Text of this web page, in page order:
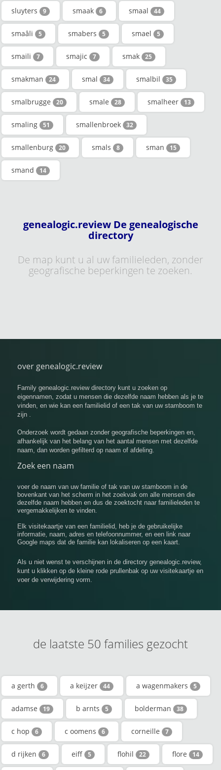
sluyters 9 smaak 6 smaal 44
smaâli 5 smabers 5 smael 5
smaili 7 smajic 7 smak 25
smakman 24 smal 34 smalbil 35
smalbrugge 20 smale 28 smalheer 13
smaling 51 smallenbroek 32
smallenburg 20 smals 8 sman 15
smand 14
genealogic.review De genealogische
directory
De map kunt u al uw familieleden, zonder
geografische beperkingen te zoeken.
over genealogic.review
Family genealogic.review directory kunt u zoeken op
eigennamen, zodat u mensen die dezelfde naam hebben als je te
vinden, en wie kan een familielid of een tak van uw stamboom te
zijn .
Onderzoek wordt gedaan zonder geografische beperkingen en,
afhankelijk van het belang van het aantal mensen met dezelfde
naam, dan worden gefilterd op naam of afdeling.
Zoek een naam
voer de naam van uw familie of tak van uw stamboom in de
bovenkant van het scherm in het zoekvak om alle mensen die
dezelfde naam hebben en dus de zoektocht naar familieleden te
vergemakkelijken te vinden.
Elk visitekaartje van een familielid, heb je de gebruikelijke
informatie, naam, adres en telefoonnummer, en een link naar
Google maps dat de familie kan lokaliseren op een kaart.
Als u niet wenst te verschijnen in de directory genealogic.review,
kunt u klikken op de kleine rode prullenbak op uw visitekaartje en
voer de verwijdering vorm.
de laatste 50 families gezocht
a gerth 6 a keijzer 44 a wagenmakers 5
adamse 19 b arnts 5 bolderman 38
c hop 6 c oomens 6 corneille 7
d rijken 6 eiff 5 flohil 22 flore 14